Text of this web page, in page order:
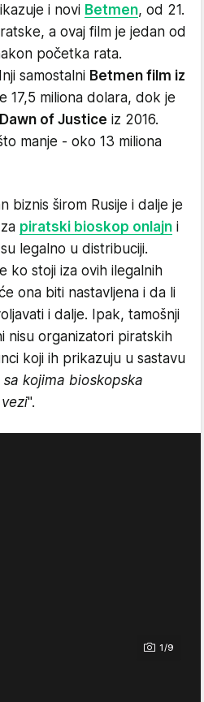
i novi Betmen, od 21.
a ovaj film je jedan od
početka rata.
samostalni Betmen film iz
17,5 miliona dolara, dok je
of Justice iz 2016.
manje - oko 13 miliona
biznis širom Rusije i dalje je
piratski bioskop onlajn i
legalno u distribuciji.
ko stoji iza ovih ilegalnih
ona biti nastavljena i da li
i dalje. Ipak, tamošnji
nisu organizatori piratskih
koji ih prikazuju u sastavu
kojima bioskopska
".
1/9